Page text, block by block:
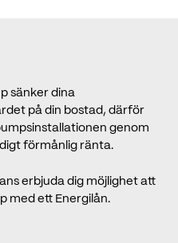
sänker dina
på din bostad, därför
genom
förmånlig ränta.
erbjuda dig möjlighet att
med ett Energilån.